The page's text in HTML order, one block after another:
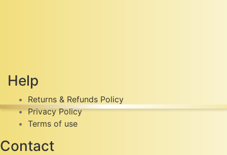
Help
Returns & Refunds Policy
Privacy Policy
Terms of use
Contact